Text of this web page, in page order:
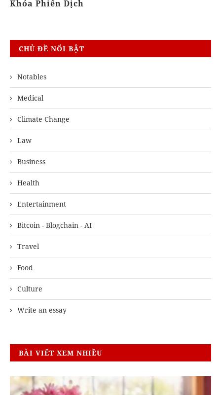
Khóa Phiên Dịch
CHỦ ĐỀ NỔI BẬT
Notables
Medical
Climate Change
Law
Business
Health
Entertainment
Bitcoin - Blogchain - AI
Travel
Food
Culture
Write an essay
BÀI VIẾT XEM NHIỀU